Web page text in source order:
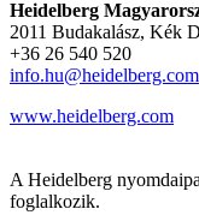
Heidelberg
2011 Budakalász, Kék
+36 26 540 520
info.hu@heidelberg.com
www.heidelberg.com
A Heidelberg
foglalkozik.